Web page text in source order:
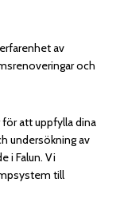
av
och
för att uppfylla dina
undersökning av
i Falun. Vi
till